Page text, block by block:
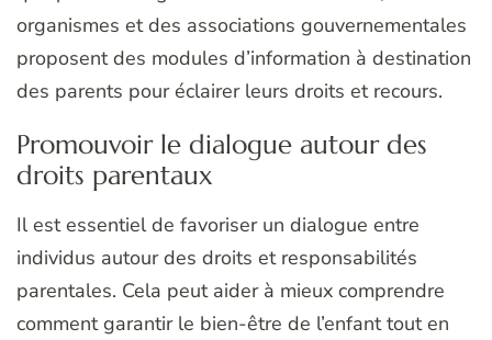
organismes et des associations gouvernementales
proposent des modules d’information à destination
des parents pour éclairer leurs droits et recours.
Promouvoir le dialogue autour des
droits parentaux
Il est essentiel de favoriser un dialogue entre
individus autour des droits et responsabilités
parentales. Cela peut aider à mieux comprendre
comment garantir le bien-être de l’enfant tout en